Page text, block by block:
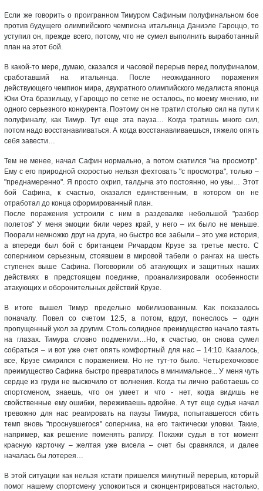
Если же говорить о проигранном Тимуром Сафиным полуфинальном бое
против будущего олимпийского чемпиона итальянца Даниэле Гароццо, то
уступил он, прежде всего, потому, что не сумел выполнить выработанный
план на этот бой.
В какой-то мере, думаю, сказался и часовой перерыв перед полуфиналом,
сработавший на итальянца. После неожиданного поражения
действующего чемпион мира, двукратного олимпийского медалиста японца
Юки Ота бразильцу, у Гароццо по сетке не осталось, по моему мнению, ни
одного серьезного конкурента. Поэтому он не тратил столько сил на пути к
полуфиналу, как Тимур. Тут еще эта пауза… Когда тратишь много сил,
потом надо восстанавливаться. А когда восстанавливаешься, тяжело опять
себя завести…
Тем не менее, начал Сафин нормально, а потом скатился "на просмотр".
Ему с его природной скоростью нельзя фехтовать "с просмотра", только –
"преднамеренно". Я просто охрип, талдыча это постоянно, но увы… Этот
бой Сафина, к счастью, оказался единственным, в котором он не
отработал до конца сформированный план.
После поражения устроили с ним в раздевалке небольшой "разбор
полетов" У меня эмоции били через край, у него – их было не меньше.
Поорали немножко друг на друга, но быстро все забыли – это уже история,
а впереди был бой с британцем Ричардом Крузе за третье место. С
соперником серьезным, стоявшем в мировой табели о рангах на шесть
ступенек выше Сафина. Поговорили об атакующих и защитных наших
действиях в предстоящем поединке, проанализировали особенности
атакующих и оборонительных действий Крузе.
В итоге вышел Тимур предельно мобилизованным. Как показалось
поначалу. Повел со счетом 12:5, а потом, вдруг, понеслось – один
пропущенный укол за другим. Столь солидное преимущество начало таять
на глазах. Тимура словно подменили…Но, к счастью, он снова сумел
собраться – и вот уже счет опять комфортный для нас – 14:10. Казалось,
все, Крузе смирился с поражением. Но не тут-то было. Четырехочковое
преимущество Сафина быстро превратилось в минимальное... У меня чуть
сердце из груди не выскочило от волнения. Когда ты лично работаешь со
спортсменом, знаешь, что он умеет и что - нет, когда видишь не
свойственные ему ошибки, переживаешь вдвойне. А тут еще судья начал
тревожно для нас реагировать на паузы Тимура, попытавшегося сбить
темп вновь "проснувшегося" соперника, на его тактически уловки. Такие,
например, как решение поменять рапиру. Покажи судья в тот момент
красную карточку – желтая уже висела – счет бы сравнялся, и далее
началась бы лотерея…
В этой ситуации как нельзя кстати пришелся минутный перерыв, который
помог нашему спортсмену успокоиться и сконцентрироваться настолько,